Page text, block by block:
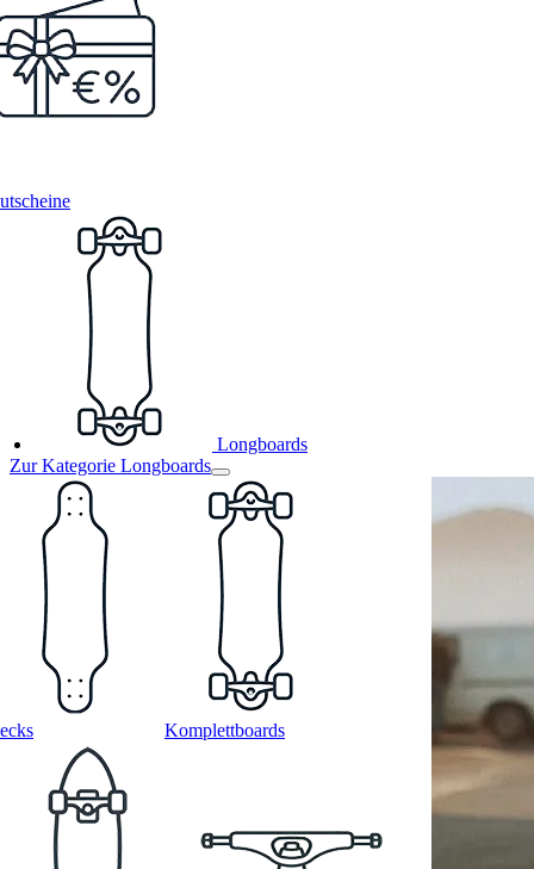
Longboards
Zur Kategorie Longboards
Komplettboards